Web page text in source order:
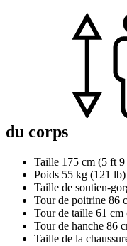
du corps
Taille 175 cm (5 ft
Poids 55 kg (121 lb)
Taille de soutien-
Tour de poitrine 86
Tour de taille 61 cm
Tour de hanche 86
Taille de la